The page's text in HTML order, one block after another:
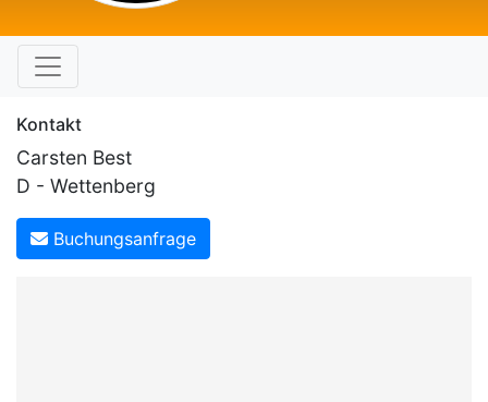
Kontakt
Carsten Best
D - Wettenberg
Buchungsanfrage